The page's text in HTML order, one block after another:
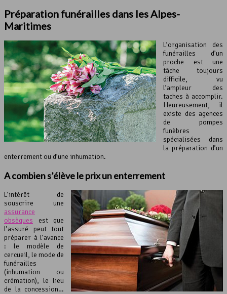
Préparation funérailles dans les Alpes-
Maritimes
L’organisation des
funérailles d’un
proche est une
tâche toujours
difficile, vu
l’ampleur des
taches à accomplir.
Heureusement, il
existe des agences
de pompes
funèbres
spécialisées dans
la préparation d’un
enterrement ou d’une inhumation.
A combien s’élève le prix un enterrement
L’intérêt de
souscrire une
assurance
obsèques est que
l’assuré peut tout
préparer à l’avance
: le modèle de
cercueil, le mode de
funérailles
(inhumation ou
crémation), le lieu
de la concession…